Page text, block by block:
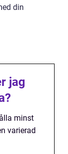
din
jag
minst
varierad